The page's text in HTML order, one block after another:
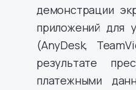
демонстрации
приложений для
(AnyDesk,
результате
платежными